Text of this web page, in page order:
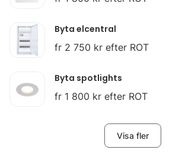
Byta elcentral
fr 2 750 kr efter ROT
Byta spotlights
fr 1 800 kr efter ROT
Visa fler